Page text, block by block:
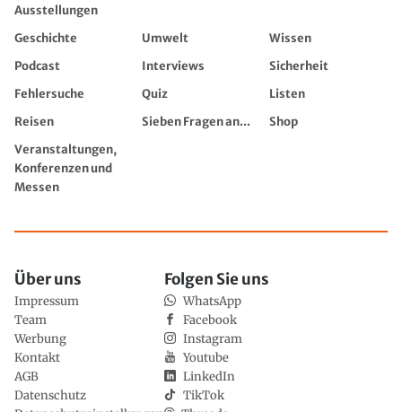
Ausstellungen
Geschichte Umwelt
Wissen
Podcast
Interviews
Sicherheit
Fehlersuche
Quiz
Listen
Reisen
Sieben Fragen an...
Shop
Veranstaltungen,
Konferenzen und
Messen
Über uns
Impressum
Team
Werbung
Kontakt
AGB
Datenschutz
Folgen Sie uns
WhatsApp
Facebook
Instagram
Youtube
LinkedIn
TikTok